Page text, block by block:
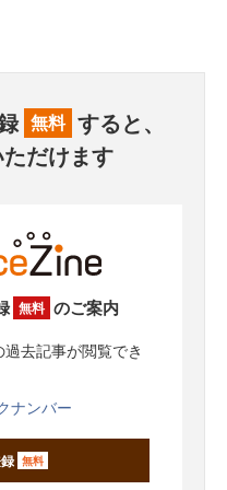
無料 すると、
だけます
無料 のご案内
去記事が閲覧でき
ナンバー
無料